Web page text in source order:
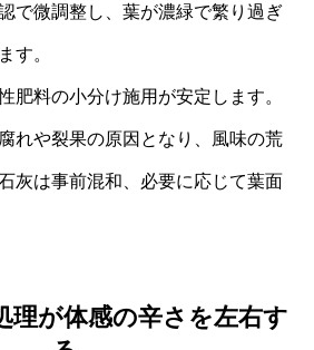
で微調整し、葉が濃緑で繁り過ぎ
す。
肥料の小分け施用が安定します。
れや裂果の原因となり、風味の荒
灰は事前混和、必要に応じて葉面
理が体感の辛さを左右す